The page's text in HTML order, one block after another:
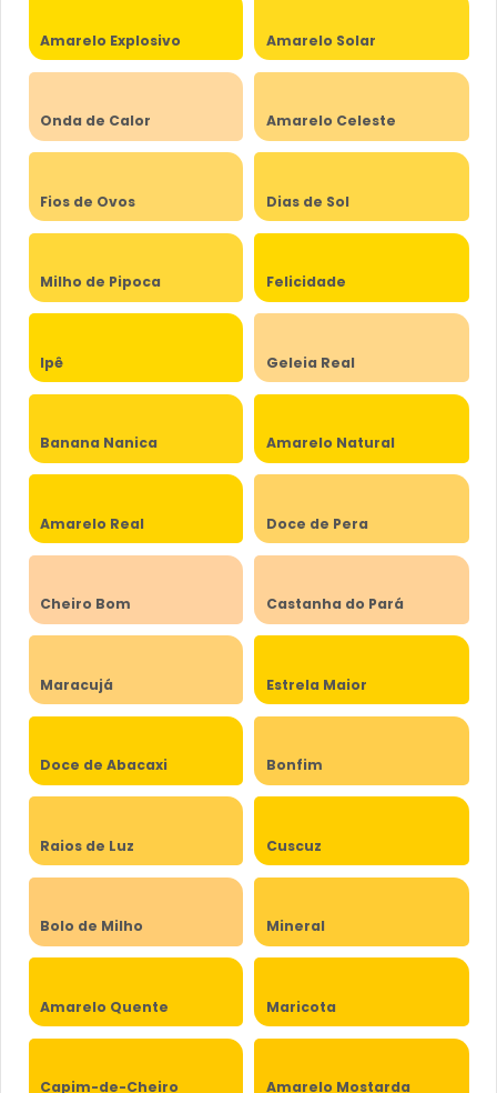
Amarelo Explosivo Amarelo Solar
Onda de Calor Amarelo Celeste
Fios de Ovos Dias de Sol
Milho de Pipoca Felicidade
Ipê Geleia Real
Banana Nanica Amarelo Natural
Amarelo Real Doce de Pera
Cheiro Bom Castanha do Pará
Maracujá Estrela Maior
Doce de Abacaxi Bonfim
Raios de Luz Cuscuz
Bolo de Milho Mineral
Amarelo Quente Maricota
Capim-de-Cheiro Amarelo Mostarda